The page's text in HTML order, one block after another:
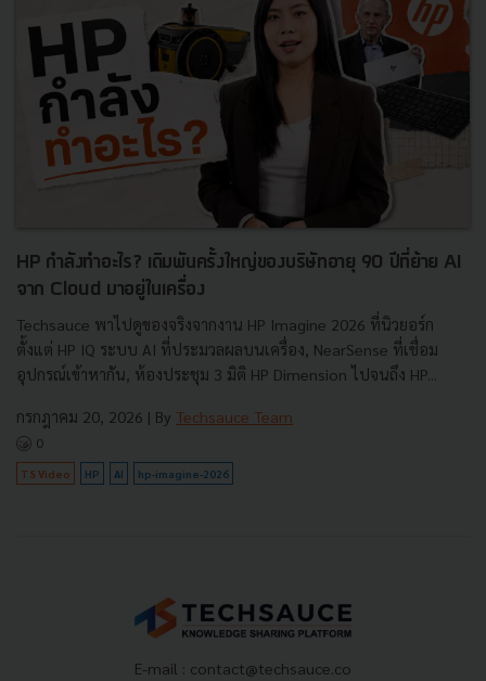
HP กำลังทำอะไร? เดิมพันครั้งใหญ่ของบริษัทอายุ 90 ปีที่ย้าย AI
จาก Cloud มาอยู่ในเครื่อง
Techsauce พาไปดูของจริงจากงาน HP Imagine 2026 ที่นิวยอร์ก
ตั้งแต่ HP IQ ระบบ AI ที่ประมวลผลบนเครื่อง, NearSense ที่เชื่อม
อุปกรณ์เข้าหากัน, ห้องประชุม 3 มิติ HP Dimension ไปจนถึง HP...
กรกฎาคม 20, 2026 | By Techsauce Team
0
TS Video HP AI hp-imagine-2026
E-mail : contact@techsauce.co